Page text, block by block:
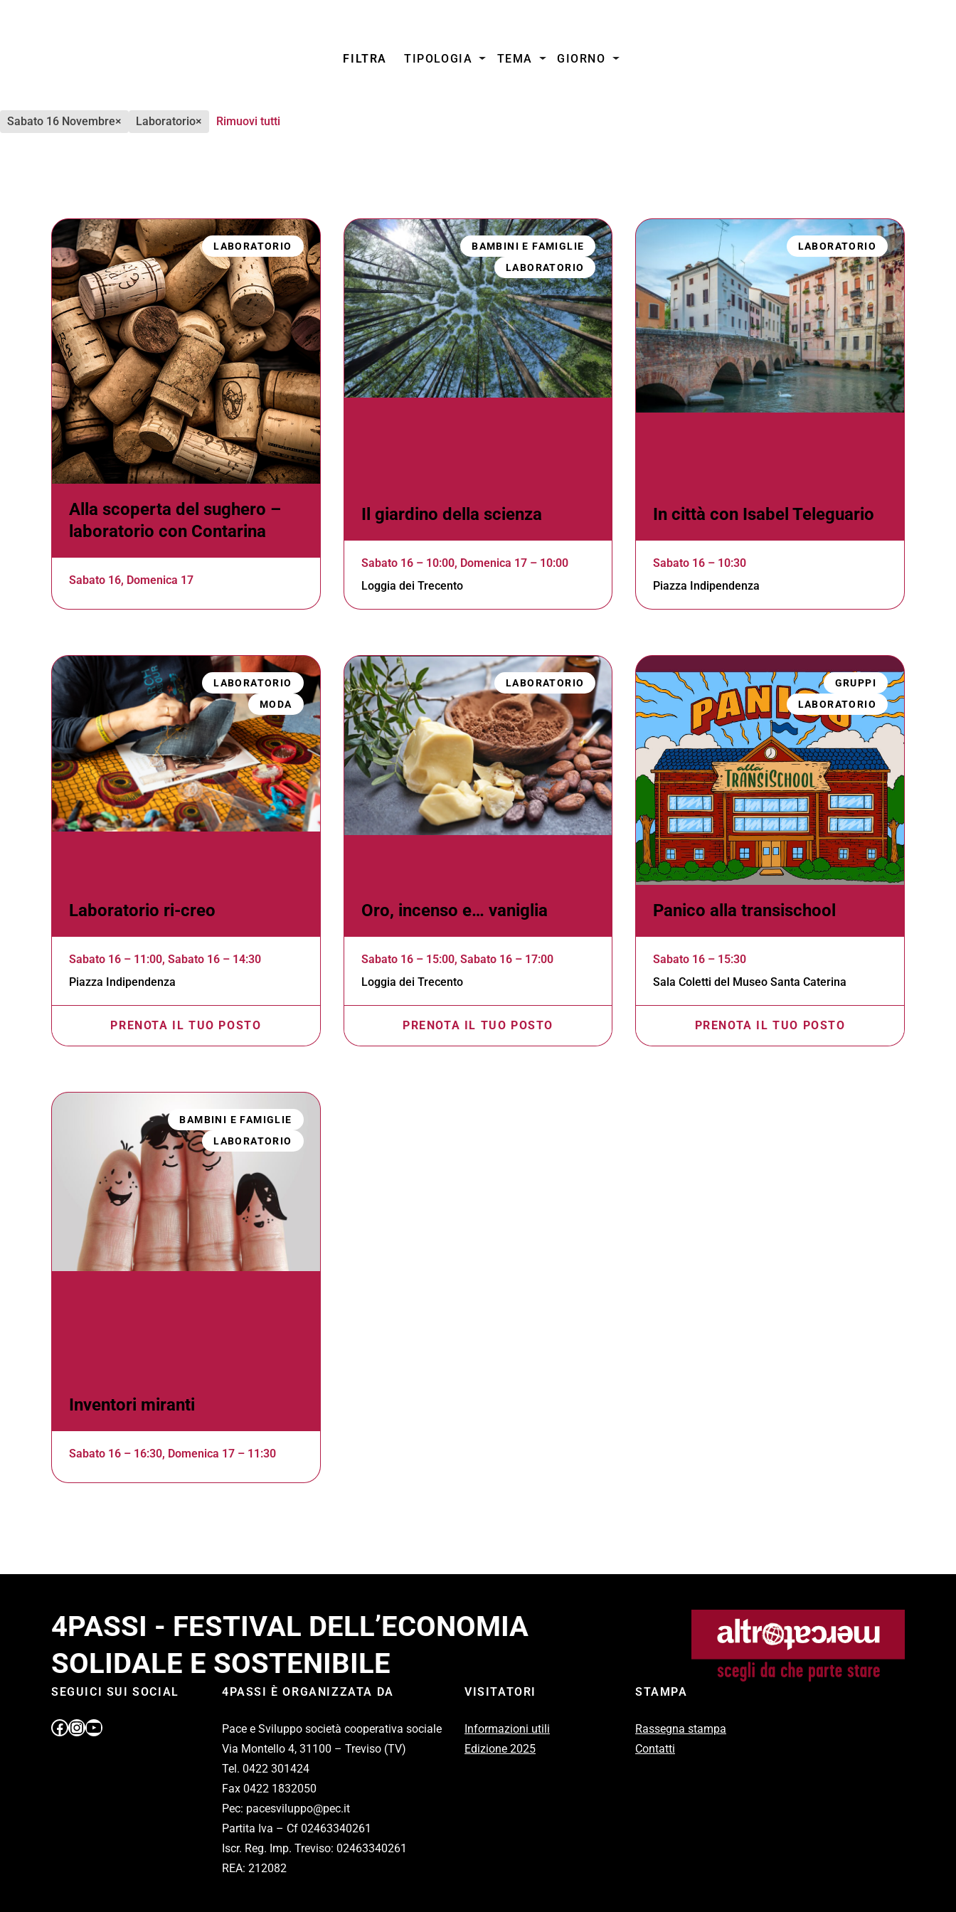
FILTRA TIPOLOGIA TEMA GIORNO
sabato 16 Novembre× laboratorio× Rimuovi tutti
LABORATORIO
Alla scoperta del sughero –
laboratorio con Contarina
Sabato 16, Domenica 17
BAMBINI E FAMIGLIE
LABORATORIO
Il giardino della scienza
Sabato 16 – 10:00, Domenica 17 – 10:00
Loggia dei Trecento
LABORATORIO
In città con Isabel Teleguario
Sabato 16 – 10:30
Piazza Indipendenza
LABORATORIO
MODA
Laboratorio ri-creo
Sabato 16 – 11:00, Sabato 16 – 14:30
Piazza Indipendenza
PRENOTA IL TUO POSTO
LABORATORIO
Oro, incenso e… vaniglia
Sabato 16 – 15:00, Sabato 16 – 17:00
Loggia dei Trecento
PRENOTA IL TUO POSTO
GRUPPI
LABORATORIO
Panico alla transischool
Sabato 16 – 15:30
Sala Coletti del Museo Santa Caterina
PRENOTA IL TUO POSTO
BAMBINI E FAMIGLIE
LABORATORIO
Inventori miranti
Sabato 16 – 16:30, Domenica 17 – 11:30
4PASSI - FESTIVAL DELL’ECONOMIA
SOLIDALE E SOSTENIBILE
SEGUICI SUI SOCIAL 4PASSI È ORGANIZZATA DA
Pace e Sviluppo società cooperativa sociale
Via Montello 4, 31100 – Treviso (TV)
Tel. 0422 301424
Fax 0422 1832050
Pec: pacesviluppo@pec.it
Partita Iva – Cf 02463340261
Iscr. Reg. Imp. Treviso: 02463340261
REA: 212082
VISITATORI
Informazioni utili
Edizione 2025
STAMPA
Rassegna stampa
Contatti